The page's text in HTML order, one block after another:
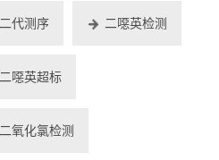
二代测序 二噁英检测
二噁英超标
二氧化氯检测